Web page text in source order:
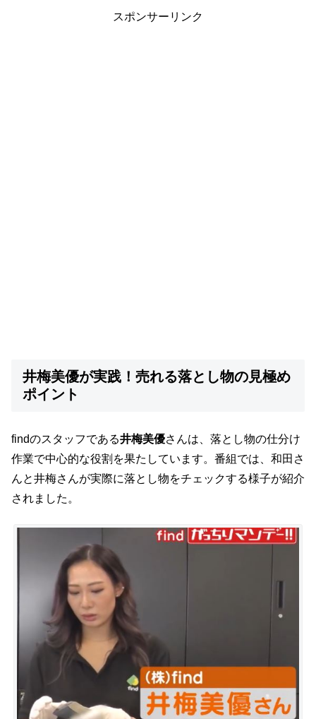
スポンサーリンク
井梅美優が実践！売れる落とし物の見極め
ポイント
findのスタッフである井梅美優さんは、落とし物の仕分け
作業で中心的な役割を果たしています。番組では、和田さ
んと井梅さんが実際に落とし物をチェックする様子が紹介
されました。